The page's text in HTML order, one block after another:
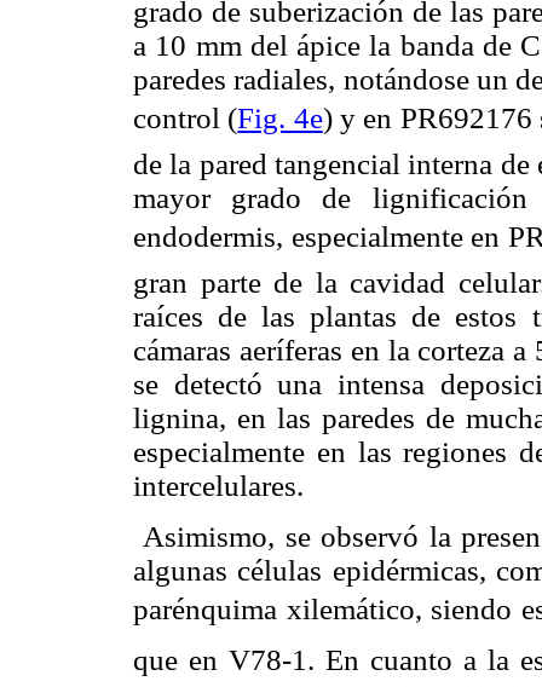
grado de suberización de las
a 10 mm del ápice la banda de
paredes radiales, notándose un
control (Fig. 4e) y en
de la pared tangencial interna
mayor grado de
endodermis, especialmente en
gran parte de la cavidad
raíces de las plantas de estos
cámaras aeríferas en la corteza
se detectó una intensa
lignina, en las paredes de
especialmente en las regiones
intercelulares.
Asimismo, se observó la
algunas células epidérmicas,
parénquima xilemático, siendo
que en V78-1. En cuanto a la